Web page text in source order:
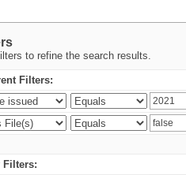
to refine the search results.
Filters:
Filters: